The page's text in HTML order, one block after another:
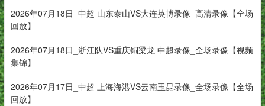
2026年07月18日_中超 山东泰山VS大连英博录像_高清录像【全场
回放】
2026年07月18日_浙江队VS重庆铜梁龙 中超录像_全场录像【视频
集锦】
2026年07月17日_中超 上海海港VS云南玉昆录像_全场录像【全场
回放】